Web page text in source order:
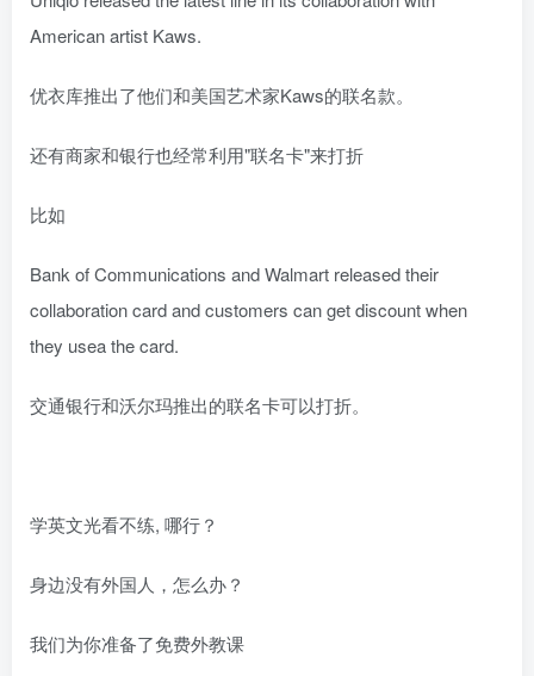
American artist Kaws.
优衣库推出了他们和美国艺术家Kaws的联名款。
还有商家和银行也经常利用"联名卡"来打折
比如
Bank of Communications and Walmart released their
collaboration card and customers can get discount when
they usea the card.
交通银行和沃尔玛推出的联名卡可以打折。
学英文光看不练, 哪行？
身边没有外国人，怎么办？
我们为你准备了免费外教课